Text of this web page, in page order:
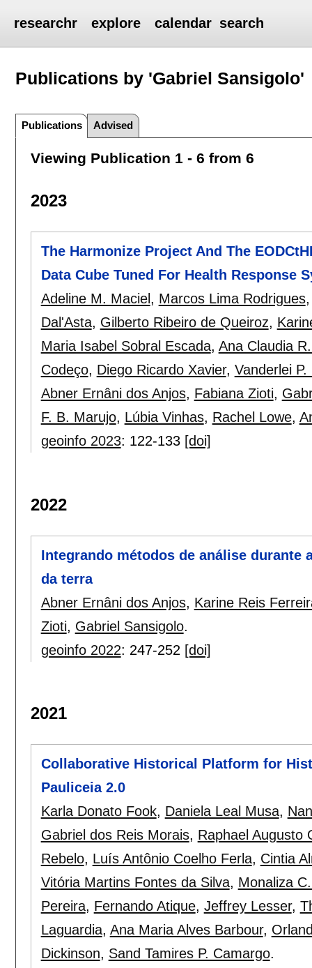
researchr explore calendar search
Publications by 'Gabriel Sansigolo'
Publications Advised
Viewing Publication 1 - 6 from 6
2023
The Harmonize Project And The
Data Cube Tuned For Health Response
Adeline M. Maciel , Marcos Lima Rodrigues
Dal'Asta, Gilberto Ribeiro de Queiroz,
Maria Isabel Sobral Escada, Ana Claudia
Codeço, Diego Ricardo Xavier, Vanderlei
Abner Ernâni dos Anjos, Fabiana Zioti,
F. B. Marujo, Lúbia Vinhas, Rachel Lowe,
geoinfo 2023: 122-133 [doi]
2022
Integrando métodos de análise durante
da terra
Abner Ernâni dos Anjos, Karine Reis
Zioti, Gabriel Sansigolo.
geoinfo 2022: 247-252 [doi]
2021
Collaborative Historical Platform for
Pauliceia 2.0
Karla Donato Fook, Daniela Leal Musa,
Gabriel dos Reis Morais, Raphael Augusto
Rebelo, Luís Antônio Coelho Ferla, Cintia
Vitória Martins Fontes da Silva, Monaliza
Pereira, Fernando Atique, Jeffrey Lesser,
Laguardia, Ana Maria Alves Barbour,
Dickinson, Sand Tamires P. Camargo.